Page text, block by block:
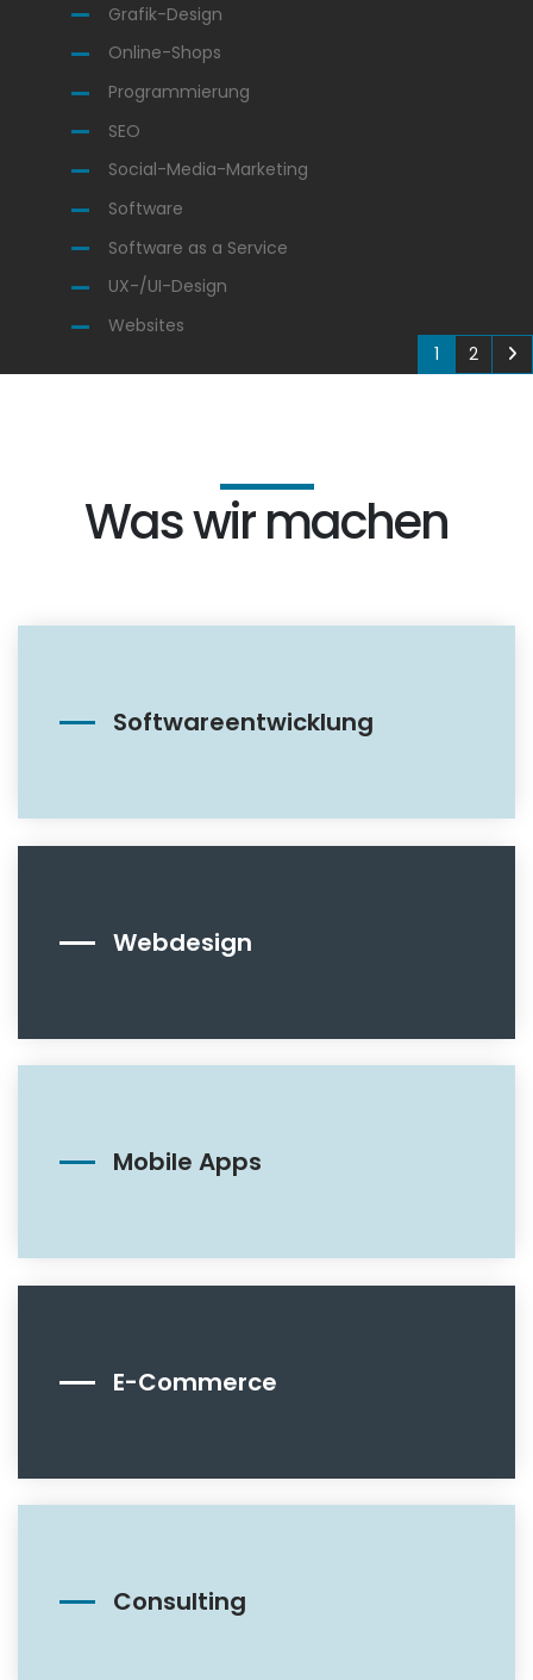
Grafik-Design
Online-Shops
Programmierung
SEO
Social-Media-Marketing
Software
Software as a Service
UX-/UI-Design
Websites
1 2
Was wir machen
Softwareentwicklung
Webdesign
Mobile Apps
E-Commerce
Consulting